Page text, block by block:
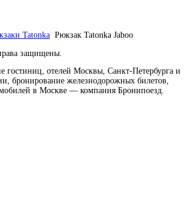
Tatonka Рюкзак Tatonka Jaboo
защищены.
гостиниц, отелей Москвы, Санкт-Петербурга и
бронирование железнодорожных билетов,
в Москве — компания Бронипоезд.